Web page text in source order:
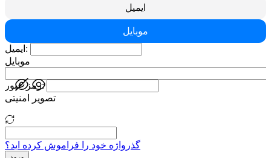
ایمیل
موبایل
ایمیل:
موبایل
رمز عبور:
تصویر امنیتی
گذرواژه خود را فراموش کرده اید؟